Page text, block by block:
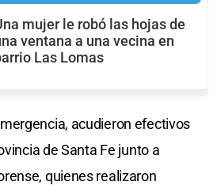
mujer le robó las hojas de
ventana a una vecina en
Las Lomas
acudieron efectivos
de Santa Fe junto a
quienes realizaron